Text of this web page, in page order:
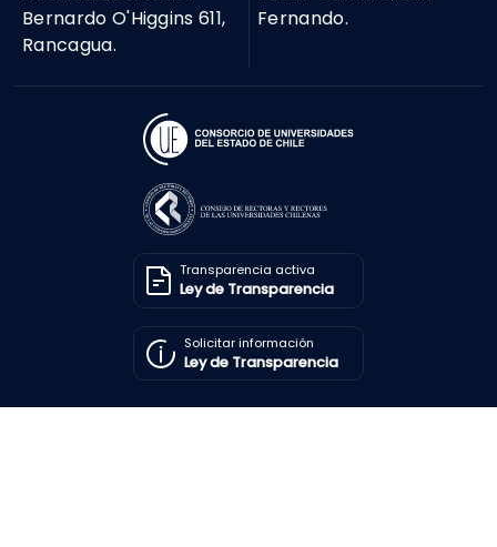
Bernardo O'Higgins 611,
Rancagua.
Fernando.
Transparencia activa
Ley de Transparencia
Solicitar información
Ley de Transparencia